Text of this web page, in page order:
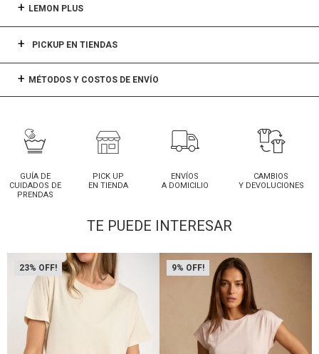
LEMON PLUS
PICKUP EN TIENDAS
MÉTODOS Y COSTOS DE ENVÍO
GUÍA DE
CUIDADOS DE
PRENDAS
PICK UP
EN TIENDA
ENVÍOS
A DOMICILIO
CAMBIOS
Y DEVOLUCIONES
TE PUEDE INTERESAR
23 9